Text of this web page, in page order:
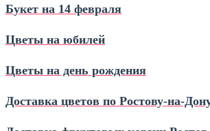
Букет на 14 февраля
Цветы на юбилей
Цветы на день рождения
Доставка цветов по